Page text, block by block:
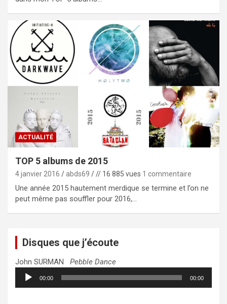
ACTUALITÉ
TOP 5 albums de 2015
4 janvier 2016 abds69 // 16 885 vues 1 commentaire
Une année 2015 hautement merdique se termine et l’on ne
peut même pas souffler pour 2016,…
Disques que j’écoute
John SURMAN Pebble Dance
Lecteur
audio
00:00 00:00